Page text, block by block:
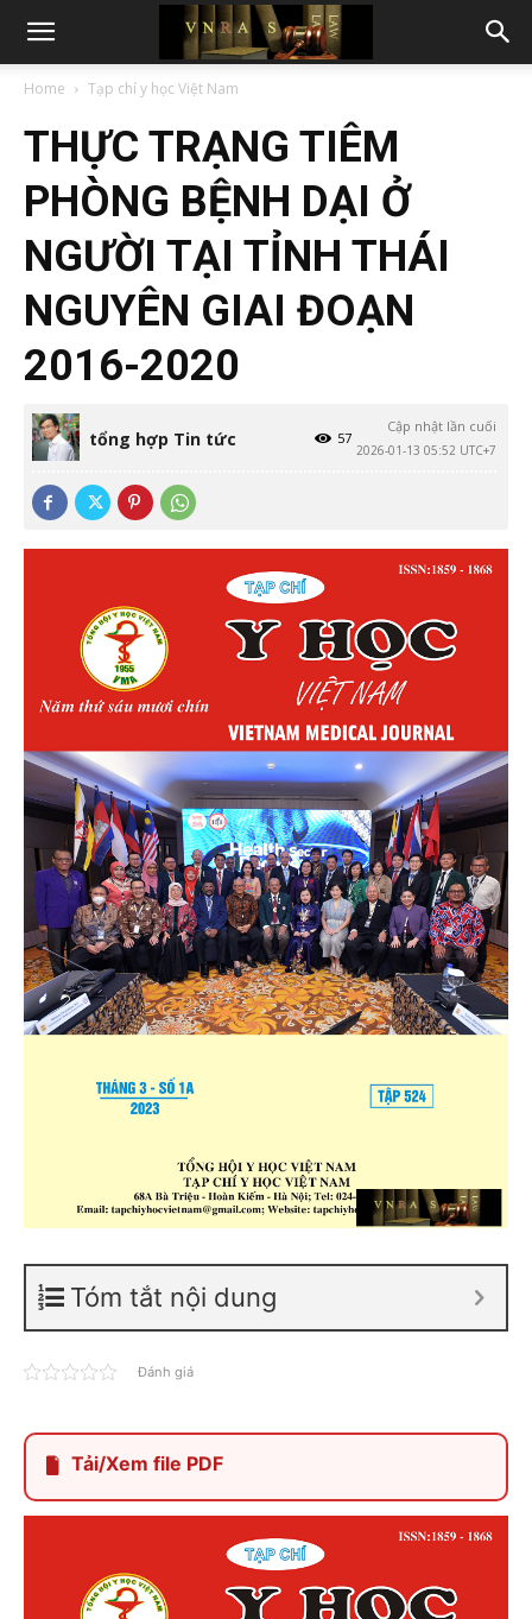
Home Tạp chí y học Việt Nam
THỰC TRẠNG TIÊM
PHÒNG BỆNH DẠI Ở
NGƯỜI TẠI TỈNH THÁI
NGUYÊN GIAI ĐOẠN
2016-2020
tổng hợp Tin tức
Cập nhật lần cuối
2026-01-13 05:52 UTC+7
57
Tóm tắt nội dung
Đánh giá
Tải/Xem file PDF